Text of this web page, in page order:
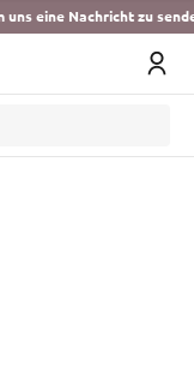
uns eine Nachricht zu